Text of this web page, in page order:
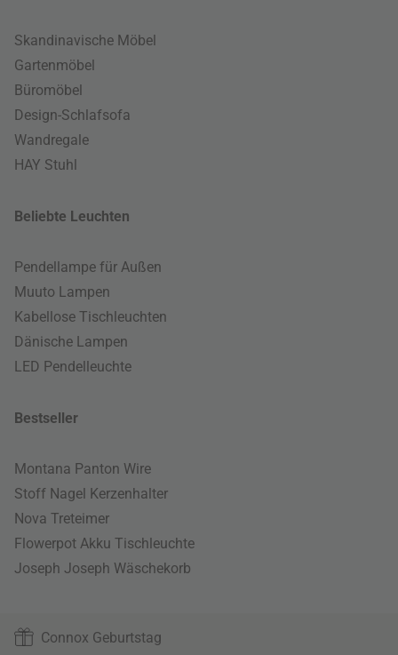
Skandinavische Möbel
Gartenmöbel
Büromöbel
Design-Schlafsofa
Wandregale
HAY Stuhl
Beliebte Leuchten
Pendellampe für Außen
Muuto Lampen
Kabellose Tischleuchten
Dänische Lampen
LED Pendelleuchte
Bestseller
Montana Panton Wire
Stoff Nagel Kerzenhalter
Nova Treteimer
Flowerpot Akku Tischleuchte
Joseph Joseph Wäschekorb
Connox Geburtstag